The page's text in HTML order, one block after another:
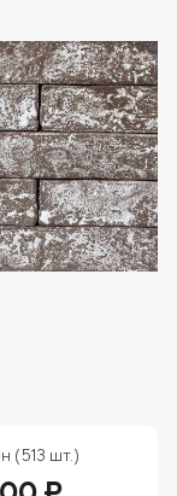
(513 шт.)